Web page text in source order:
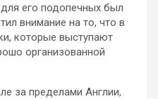
его подопечных был
внимание на то, что в
которые выступают
организованной
за пределами Англии,